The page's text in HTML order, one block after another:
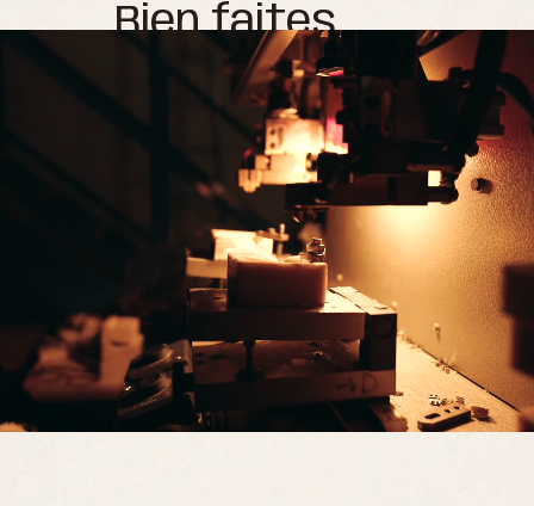
L'intégralité de la
collection Bondet est
fabriquée à base d'huile de
ricin pour des lunettes
robustes, légères et
confortables
Bien faites,
Bien pensées